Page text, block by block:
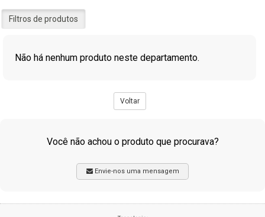
Filtros de produtos
Não há nenhum produto neste departamento.
Voltar
Você não achou o produto que procurava?
Envie-nos uma mensagem